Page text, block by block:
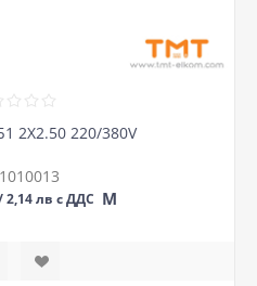
2Х2.50 220/380V
2,14 лв с ДДС М